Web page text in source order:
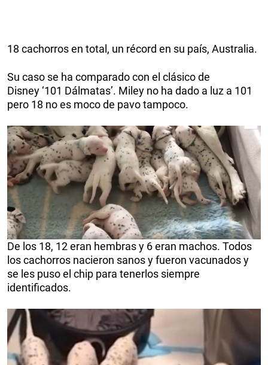
18 cachorros en total, un récord en su país, Australia.
Su caso se ha comparado con el clásico de
Disney ‘101 Dálmatas’. Miley no ha dado a luz a 101
pero 18 no es moco de pavo tampoco.
De los 18, 12 eran hembras y 6 eran machos. Todos
los cachorros nacieron sanos y fueron vacunados y
se les puso el chip para tenerlos siempre
identificados.